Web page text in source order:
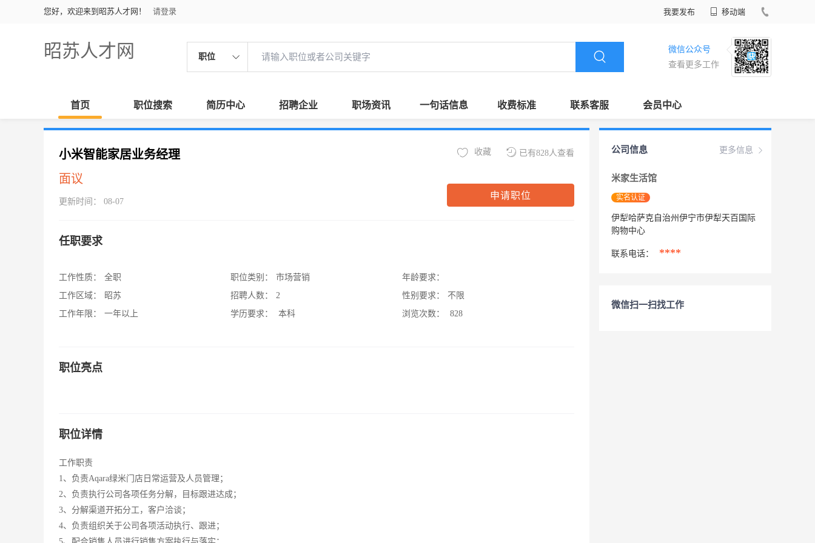
您好，欢迎来到昭苏人才网！ 请登录 我要发布 移动端
昭苏人才网 职位
微信公众号
查看更多工作
首页 职位搜索 简历中心 招聘企业 职场资讯 一句话信息 收费标准 联系客服 会员中心
小米智能家居业务经理
面议
更新时间： 08-07
已有828人查看
收藏
申请职位
任职要求
工作性质：
全职
工作区域：
昭苏
工作年限：
一年以上
职位类别：
市场营销
招聘人数：
2
学历要求：
本科
年龄要求：
性别要求：
不限
浏览次数：
828
职位亮点
职位详情
工作职责
1、负责Aqara绿米门店日常运营及人员管理；
2、负责执行公司各项任务分解，目标跟进达成；
3、分解渠道开拓分工，客户洽谈；
4、负责组织关于公司各项活动执行、跟进；
更多信息
公司信息
米家生活馆
实名认证
伊犁哈萨克自治州伊宁市伊犁天百国际
购物中心
联系电话： ****
微信扫一扫找工作